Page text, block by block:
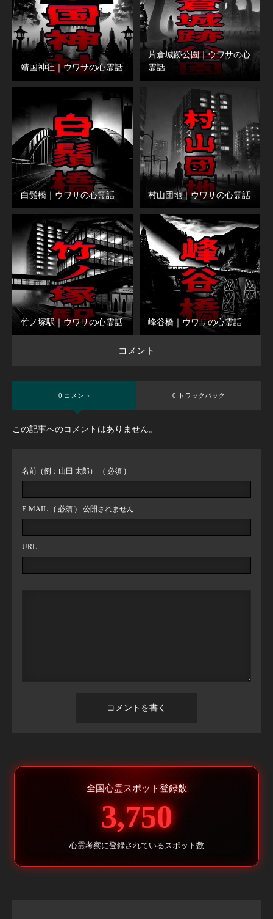
靖国神社｜ウワサの心霊話
片倉城跡公園｜ウワサの心
霊話
白鬚橋｜ウワサの心霊話 村山団地｜ウワサの心霊話
竹ノ塚駅｜ウワサの心霊話 峰谷橋｜ウワサの心霊話
コメント
0 コメント 0 トラックバック
この記事へのコメントはありません。
名前（例：山田 太郎） ( 必須 )
E-MAIL ( 必須 ) - 公開されません -
URL
全国心霊スポット登録数
3,750
心霊考察に登録されているスポット数